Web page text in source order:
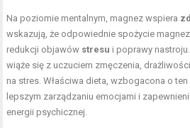
Na poziomie mentalnym, magnez wspiera
wskazują, że odpowiednie spożycie
redukcji objawów stresu i poprawy
wiąże się z uczuciem zmęczenia,
na stres. Właściwa dieta, wzbogacona o
lepszym zarządzaniu emocjami i
energii psychicznej.